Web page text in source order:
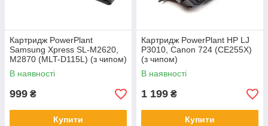
Картридж PowerPlant
Samsung Xpress SL-M2620,
M2870 (MLT-D115L) (з чипом)
В наявності
999 ₴
Купити
Картридж PowerPlant HP LJ
P3010, Canon 724 (CE255X)
(з чипом)
В наявності
1 199 ₴
Купити